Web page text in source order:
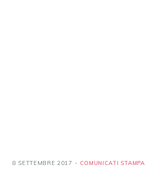
8 SETTEMBRE 2017 COMUNICATI STAMPA